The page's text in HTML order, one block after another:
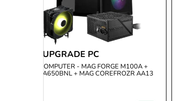
KIT UPGRADE PC
MSI COMPUTER - MAG FORGE M100A +
MAG A650BNL + MAG COREFROZR AA13